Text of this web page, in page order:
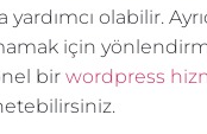
olabilir.
için
bir wordpress